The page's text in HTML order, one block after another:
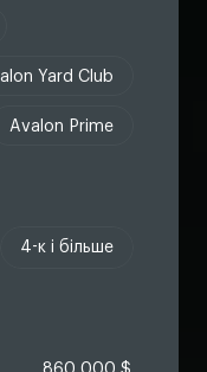
Yard Club
Avalon Prime
4-к і більше